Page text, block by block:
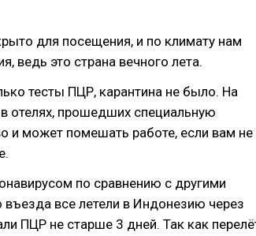
для посещения, и по климату нам
ведь это страна вечного лета.
тесты ПЦР, карантина не было. На
отелях, прошедших специальную
и может помешать работе, если вам не
по сравнению с другими
все летели в Индонезию через
ПЦР не старше 3 дней. Так как